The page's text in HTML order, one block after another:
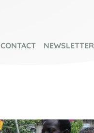
CONTACT NEWSLETTER